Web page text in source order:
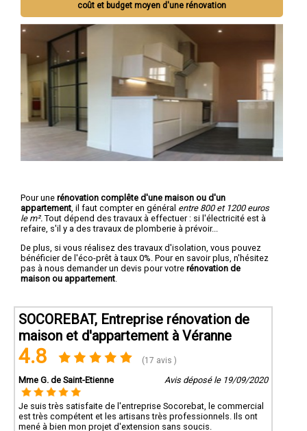
coût et budget moyen d'une rénovation
Pour une rénovation complête d'une maison ou d'un
appartement , il faut compter en général entre 800 et 1200 euros
le m². Tout dépend des travaux à effectuer : si l'électricité est à
refaire, s'il y a des travaux de plomberie à prévoir...
De plus, si vous réalisez des travaux d'isolation, vous pouvez
bénéficier de l'éco-prêt à taux 0%. Pour en savoir plus, n'hésitez
pas à nous demander un devis pour votre rénovation de
maison ou appartement
SOCOREBAT, Entreprise rénovation de
maison et d'appartement à Véranne
4.8 (17 avis )
Mme G. de Saint-Etienne Avis déposé le 19/09/2020
Je suis très satisfaite de l'entreprise Socorebat, le commercial
est très compétent et les artisans très professionnels. Ils ont
mené à bien mon projet d'extension sans soucis.